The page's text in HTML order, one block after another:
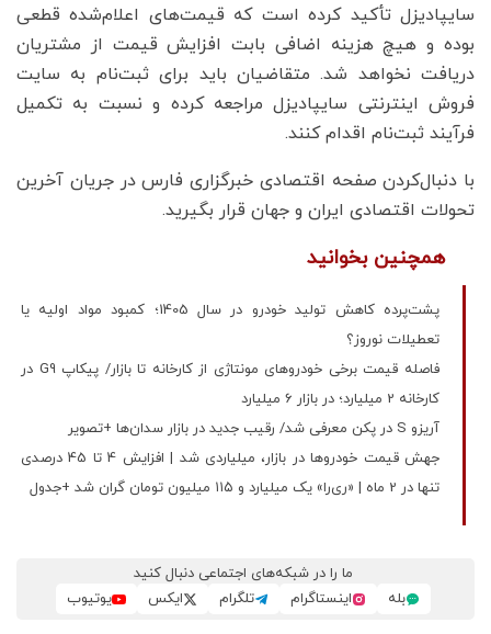
سایپادیزل تأکید کرده است که قیمت‌های اعلام‌شده قطعی
بوده و هیچ هزینه اضافی بابت افزایش قیمت از مشتریان
دریافت نخواهد شد. متقاضیان باید برای ثبت‌نام به سایت
فروش اینترنتی سایپادیزل مراجعه کرده و نسبت به تکمیل
فرآیند ثبت‌نام اقدام کنند.
با دنبال‌کردن صفحه اقتصادی خبرگزاری فارس در جریان آخرین
تحولات اقتصادی ایران و جهان قرار بگیرید.
همچنین بخوانید
پشت‌پرده کاهش تولید خودرو در سال 1405؛ کمبود مواد اولیه یا
تعطیلات نوروز؟
فاصله قیمت برخی خودروهای مونتاژی از کارخانه تا بازار/ پیکاپ G9 در
کارخانه 2 میلیارد؛ در بازار 6 میلیارد
آریزو S در پکن معرفی شد/ رقیب جدید در بازار سدان‌ها +تصویر
جهش قیمت خودروها در بازار، میلیاردی شد | افزایش 4 تا 45 درصدی
تنها در 2 ماه | «ری‌را» یک میلیارد و ۱۱۵ میلیون تومان گران شد +جدول
ما را در شبکه‌های اجتماعی دنبال کنید
بله
اینستاگرام تلگرام ایکس یوتیوب